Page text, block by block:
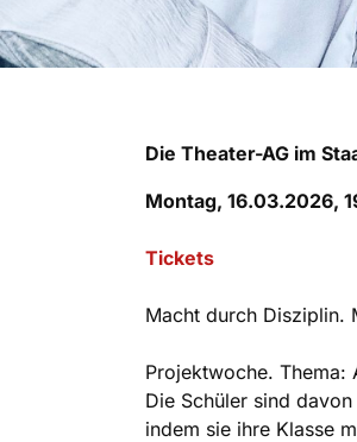
Die Theater-AG im
Montag, 16.03.2026,
Tickets
Macht durch Disziplin.
Projektwoche. Thema:
Die Schüler sind
indem sie ihre Klasse